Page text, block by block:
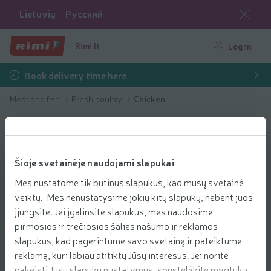
Šioje svetainėje naudojami slapukai
Mes nustatome tik būtinus slapukus, kad mūsų svetainė
veiktų. Mes nenustatysime jokių kitų slapukų, nebent juos
įjungsite. Jei įgalinsite slapukus, mes naudosime
pirmosios ir trečiosios šalies našumo ir reklamos
slapukus, kad pagerintume savo svetainę ir pateiktume
reklamą, kuri labiau atitiktų Jūsų interesus. Jei norite
Lietuvių Русский
Rimi.lt Log in
Book delivery time here
Meat and fish Fresh poultry Chicken